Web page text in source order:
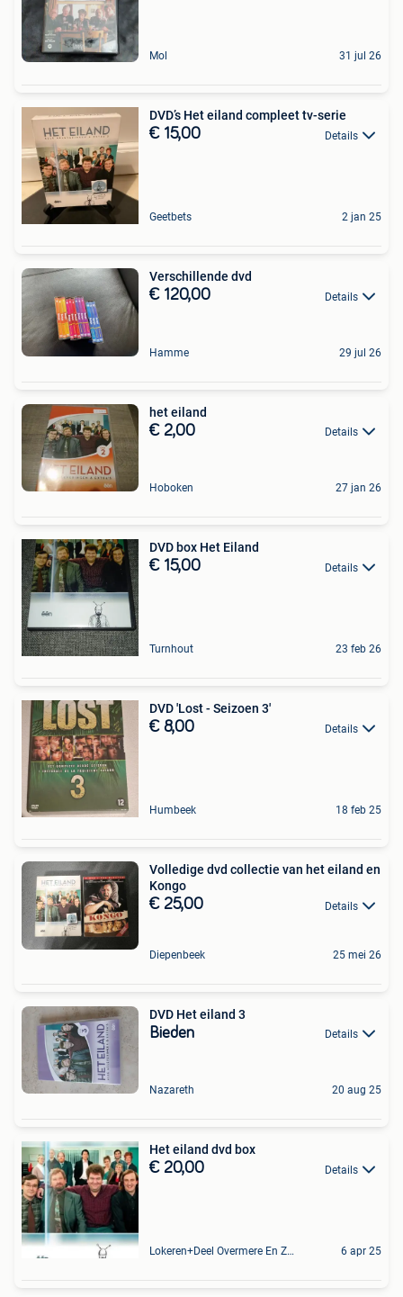
Mol 31 jul 26
DVD’s Het eiland compleet tv-serie
€ 15,00 Details
Geetbets 2 jan 25
Verschillende dvd
€ 120,00 Details
Hamme 29 jul 26
het eiland
€ 2,00 Details
Hoboken 27 jan 26
DVD box Het Eiland
€ 15,00 Details
Turnhout 23 feb 26
DVD 'Lost - Seizoen 3'
€ 8,00 Details
Humbeek 18 feb 25
Volledige dvd collectie van het eiland en
Kongo
€ 25,00 Details
Diepenbeek 25 mei 26
DVD Het eiland 3
Bieden Details
Nazareth 20 aug 25
Het eiland dvd box
€ 20,00 Details
Lokeren+Deel Overmere En Zele 6 apr 25